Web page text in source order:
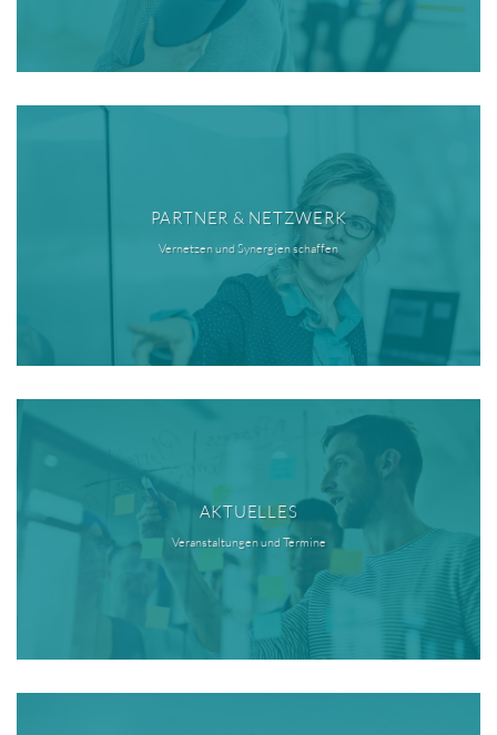
PARTNER & NETZWERK
Vernetzen und Synergien schaffen
AKTUELLES
Veranstaltungen und Termine